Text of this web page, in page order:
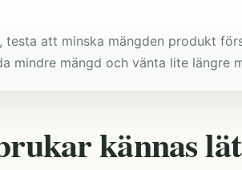
att minska mängden produkt
mindre mängd och vänta lite längre
kännas